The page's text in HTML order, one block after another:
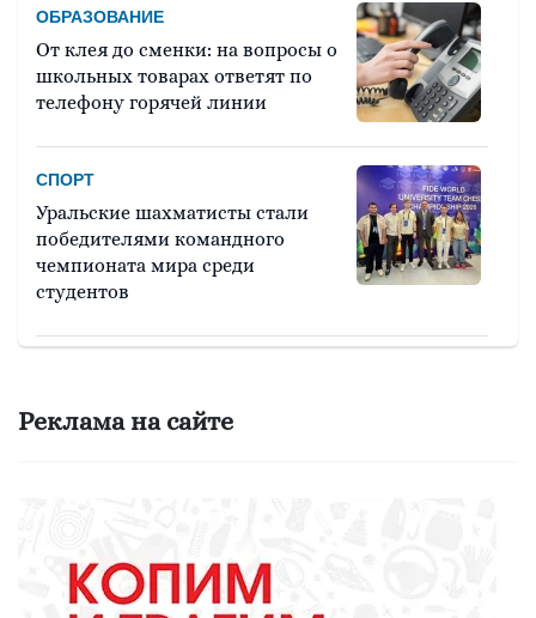
ОБРАЗОВАНИЕ
От клея до сменки: на вопросы о
школьных товарах ответят по
телефону горячей линии
СПОРТ
Уральские шахматисты стали
победителями командного
чемпионата мира среди
студентов
Сегодня стартовала ярмарка в
Ирбите
Реклама на сайте